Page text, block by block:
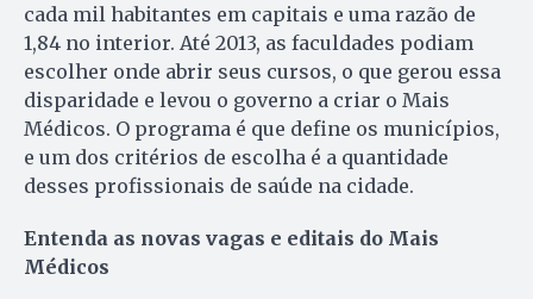
cada mil habitantes em capitais e uma razão de
1,84 no interior. Até 2013, as faculdades podiam
escolher onde abrir seus cursos, o que gerou essa
disparidade e levou o governo a criar o Mais
Médicos. O programa é que define os municípios,
e um dos critérios de escolha é a quantidade
desses profissionais de saúde na cidade.
Entenda as novas vagas e editais do Mais
Médicos